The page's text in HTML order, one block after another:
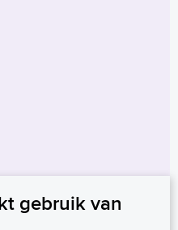
gebruik van